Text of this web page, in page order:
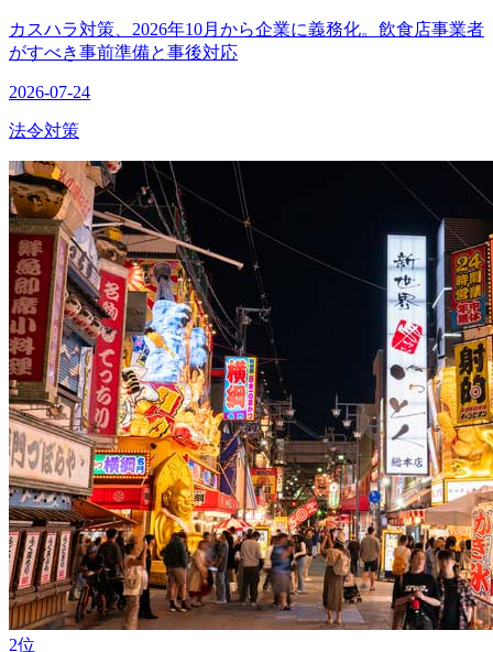
カスハラ対策、2026年10月から企業に義務化。飲食店事業者
がすべき事前準備と事後対応
2026-07-24
法令対策
2位